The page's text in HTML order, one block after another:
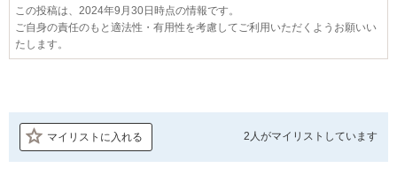
この投稿は、2024年9月30日時点の情報です。
ご自身の責任のもと適法性・有用性を考慮してご利用いただくようお願いい
たします。
マイリストに入れる 2人がマイリストしています